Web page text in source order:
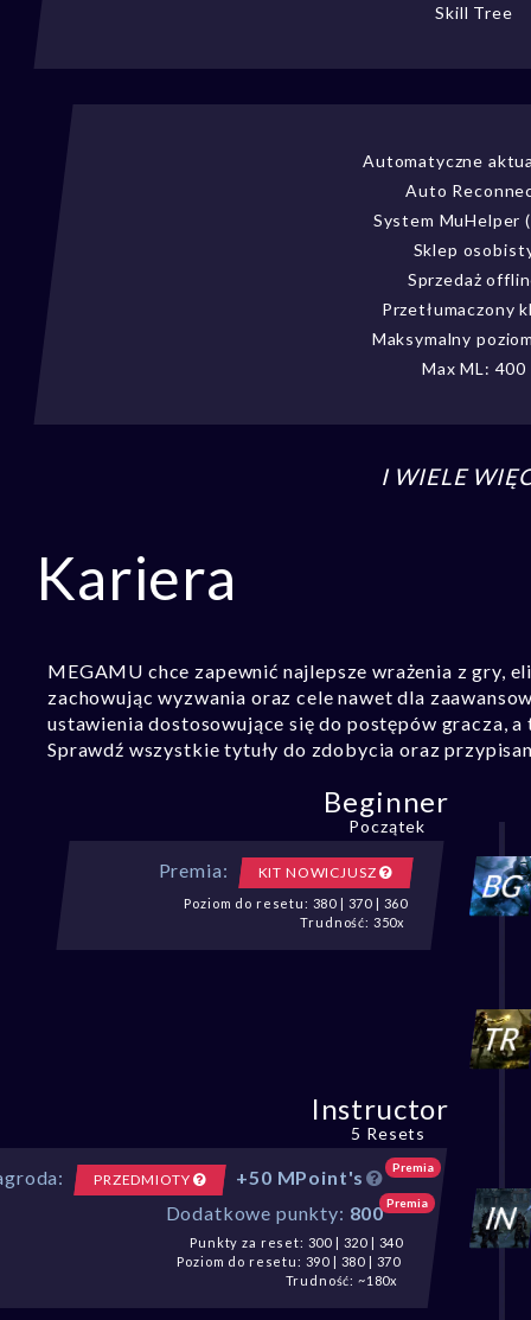
Skill Tree
Automatyczne
Auto
System MuHelper
Sklep
Sprzedaż
Przetłumaczony
Maksymalny
Max ML: 400
I WIELE
Kariera
MEGAMU chce zapewnić najlepsze wrażenia z gry,
zachowując wyzwania oraz cele nawet dla
ustawienia dostosowujące się do postępów gracza,
Sprawdź wszystkie tytuły do zdobycia oraz
Beginner
Początek
Premia: KIT NOWICJUSZ
Poziom do resetu: 380 | 370 | 360
Trudność: 350x
Instructor
5 Resets
PRZEDMIOTY +50 MPoint's Premia
Dodatkowe punkty: 800Premia
Punkty za reset: 300 | 320 | 340
Poziom do resetu: 390 | 380 | 370
Trudność: ~180x